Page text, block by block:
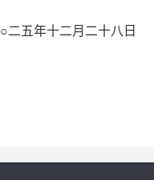
○二五年十二月二十八 日